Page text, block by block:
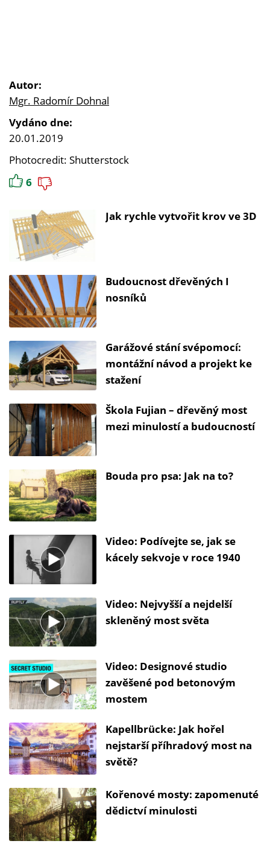
Autor:
Mgr. Radomír Dohnal
Vydáno dne:
20.01.2019
Photocredit: Shutterstock
6
Jak rychle vytvořit krov ve 3D
Budoucnost dřevěných I
nosníků
Garážové stání svépomocí:
montážní návod a projekt ke
stažení
Škola Fujian – dřevěný most
mezi minulostí a budoucností
Bouda pro psa: Jak na to?
Video: Podívejte se, jak se
kácely sekvoje v roce 1940
Video: Nejvyšší a nejdelší
skleněný most světa
Video: Designové studio
zavěšené pod betonovým
mostem
Kapellbrücke: Jak hořel
nejstarší příhradový most na
světě?
Kořenové mosty: zapomenuté
dědictví minulosti